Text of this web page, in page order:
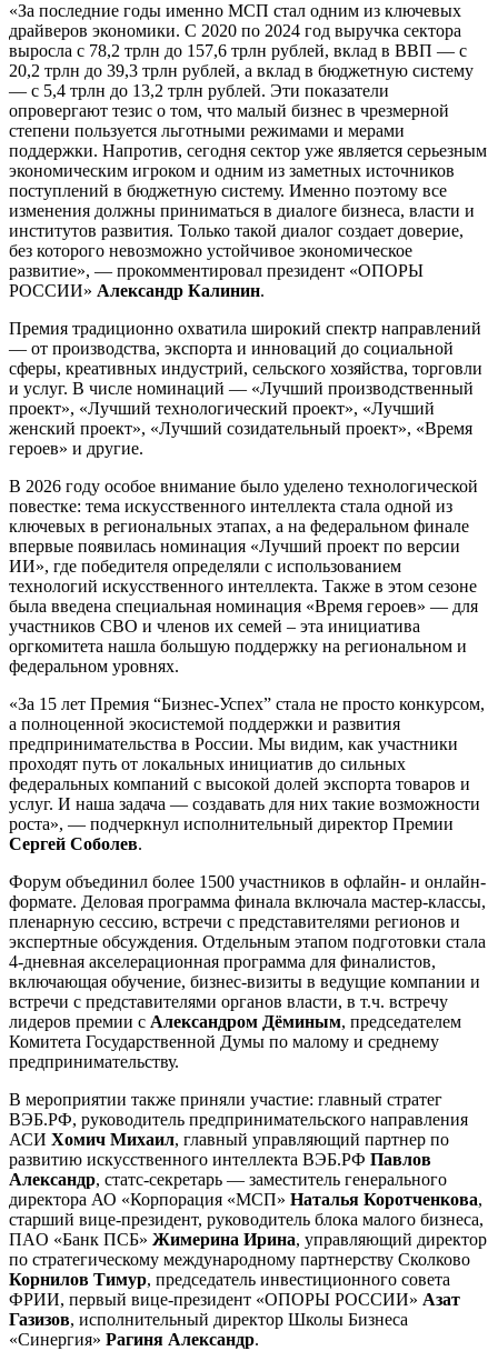
«За последние годы именно МСП стал одним из ключевых
драйверов экономики. С 2020 по 2024 год выручка сектора
выросла с 78,2 трлн до 157,6 трлн рублей, вклад в ВВП — с
20,2 трлн до 39,3 трлн рублей, а вклад в бюджетную систему
— с 5,4 трлн до 13,2 трлн рублей. Эти показатели
опровергают тезис о том, что малый бизнес в чрезмерной
степени пользуется льготными режимами и мерами
поддержки. Напротив, сегодня сектор уже является серьезным
экономическим игроком и одним из заметных источников
поступлений в бюджетную систему. Именно поэтому все
изменения должны приниматься в диалоге бизнеса, власти и
институтов развития. Только такой диалог создает доверие,
без которого невозможно устойчивое экономическое
развитие», — прокомментировал президент «ОПОРЫ
РОССИИ» Александр Калинин.
Премия традиционно охватила широкий спектр направлений
— от производства, экспорта и инноваций до социальной
сферы, креативных индустрий, сельского хозяйства, торговли
и услуг. В числе номинаций — «Лучший производственный
проект», «Лучший технологический проект», «Лучший
женский проект», «Лучший созидательный проект», «Время
героев» и другие.
В 2026 году особое внимание было уделено технологической
повестке: тема искусственного интеллекта стала одной из
ключевых в региональных этапах, а на федеральном финале
впервые появилась номинация «Лучший проект по версии
ИИ», где победителя определяли с использованием
технологий искусственного интеллекта. Также в этом сезоне
была введена специальная номинация «Время героев» — для
участников СВО и членов их семей – эта инициатива
оргкомитета нашла большую поддержку на региональном и
федеральном уровнях.
«За 15 лет Премия “Бизнес-Успех” стала не просто конкурсом,
а полноценной экосистемой поддержки и развития
предпринимательства в России. Мы видим, как участники
проходят путь от локальных инициатив до сильных
федеральных компаний с высокой долей экспорта товаров и
услуг. И наша задача — создавать для них такие возможности
роста», — подчеркнул исполнительный директор Премии
Сергей Соболев.
Форум объединил более 1500 участников в офлайн- и онлайн-
формате. Деловая программа финала включала мастер-классы,
пленарную сессию, встречи с представителями регионов и
экспертные обсуждения. Отдельным этапом подготовки стала
4-дневная акселерационная программа для финалистов,
включающая обучение, бизнес-визиты в ведущие компании и
встречи с представителями органов власти, в т.ч. встречу
лидеров премии с Александром Дёминым, председателем
Комитета Государственной Думы по малому и среднему
предпринимательству.
В мероприятии также приняли участие: главный стратег
ВЭБ.РФ, руководитель предпринимательского направления
АСИ Хомич Михаил, главный управляющий партнер по
развитию искусственного интеллекта ВЭБ.РФ Павлов
Александр, статс-секретарь — заместитель генерального
директора АО «Корпорация «МСП» Наталья Коротченкова,
старший вице-президент, руководитель блока малого бизнеса,
ПAO «Банк ПСБ» Жимерина Ирина, управляющий директор
по стратегическому международному партнерству Сколково
Корнилов Тимур, председатель инвестиционного совета
ФРИИ, первый вице-президент «ОПОРЫ РОССИИ» Азат
Газизов, исполнительный директор Школы Бизнеса
«Синергия» Рагиня Александр.